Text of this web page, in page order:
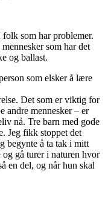
som har problemer.
som har det
og ballast.
som elsker å lære
Det som er viktig for
andre mennesker – er
nå. Tre barn med gode
Jeg fikk stoppet det
begynte å ta tak i mitt
gå turer i naturen hvor
en del, og når hun skal